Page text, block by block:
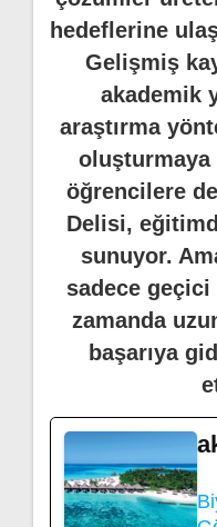
hedeflerine
Gelişmiş
akademik
araştırma
oluşturmaya
öğrencilere
Delisi,
sunuyor.
sadece geçici
zamanda
başarıya